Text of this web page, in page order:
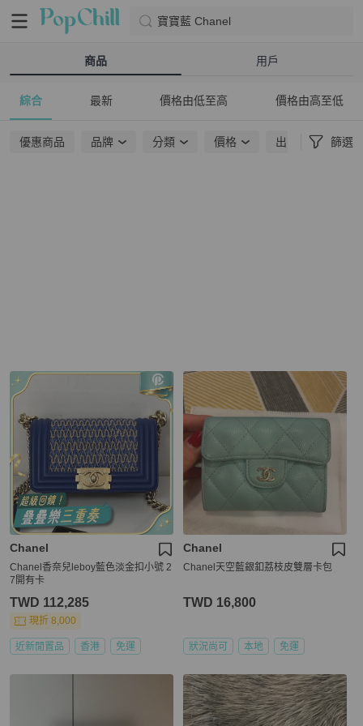
寶寶藍 Chanel
商品 用戶
綜合 最新 價格由低至高 價格由高至低
優惠商品 品牌 分類 價格 出貨地點 篩選
Chanel
Chanel香奈兒leboy藍色淡金扣小號 2
7開有卡
TWD 112,285
現折 8,000
近新閒置品 香港 免運
Chanel
Chanel天空藍銀釦荔枝皮雙層卡包
TWD 16,800
狀況尚可 本地 免運